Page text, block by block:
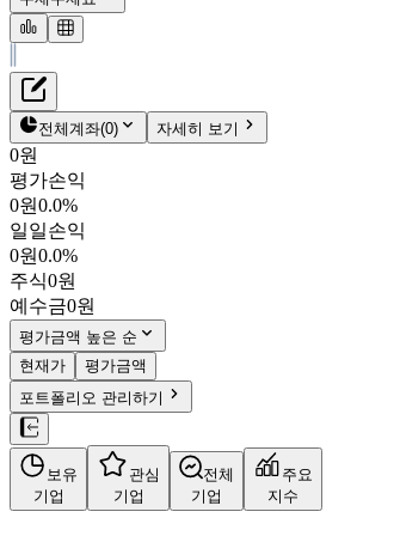
이수스페셜티케미컬
62,100원
457190
KOSPI
시가총액
PBR13.92
PER-
fPER 431.40
배당수익률-
자사주비율-
결산월12월
사업정보
더보기
재무정보
펀더멘탈
밸류에이션
주주환원
컨센서스
주식정보
전체계좌(0) 자세히 보기
0원
평가손익
0원0.0%
일일손익
0원0.0%
주식0원
예수금0원
평가금액 높은 순
현재가
평가금액
포트폴리오 관리하기
보유
기업
관심
기업
전체
기업
주요
지수